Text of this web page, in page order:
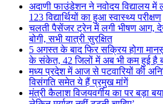
अदाणी फाउंडेशन ने नवोदय विद्यालय में
123 विद्यार्थियों का हुआ स्वास्थ्य परीक्षण
चलती पैसेंजर ट्रेन में लगी भीषण आग,
बोगी, सभी यात्री सुरक्षित
5 अगस्त के बाद फिर सक्रिय होगा
के संकेत, 42 जिलों में अब भी कम हुई है
मध्य प्रदेश में आज से पटवारियों की
विसंगति समेत ये हैं प्रमुख मांगें
मंत्री कैलाश विजयवर्गीय का पर बड़ा